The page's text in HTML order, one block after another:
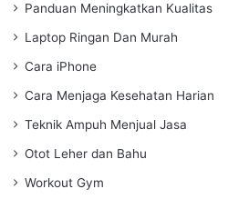
Panduan Meningkatkan Kualitas
Laptop Ringan Dan Murah
Cara iPhone
Cara Menjaga Kesehatan Harian
Teknik Ampuh Menjual Jasa
Otot Leher dan Bahu
Workout Gym